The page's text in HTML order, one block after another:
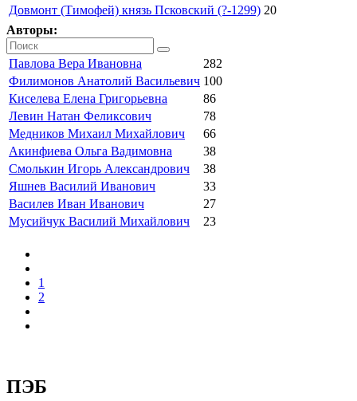
Довмонт (Тимофей) князь Псковский (?-1299) 20
Авторы:
Павлова Вера Ивановна
282
Филимонов Анатолий Васильевич 100
Киселева Елена Григорьевна
86
Левин Натан Феликсович
78
Медников Михаил Михайлович
66
Акинфиева Ольга Вадимовна
38
Смолькин Игорь Александрович
38
Яшнев Василий Иванович
33
Василев Иван Иванович
27
Мусийчук Василий Михайлович
23
1
2
ПЭБ